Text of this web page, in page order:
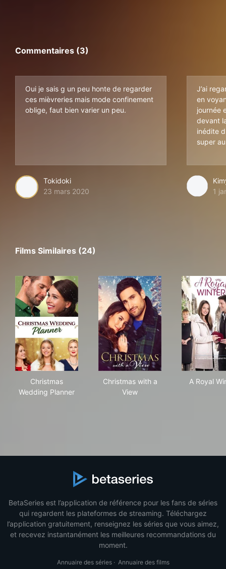
Commentaires (3)
Oui je sais g un peu honte de regarder
ces mièvreries mais mode confinement
oblige, faut bien varier un peu.
Tokidoki
23 mars 2020
J’ai
en
journée
devant
inédite
super
1
Films Similaires (24)
Christmas
Wedding Planner
Christmas with a
View
A Royal
BetaSeries est l’application de référence pour les fans de séries
qui regardent les plateformes de streaming. Téléchargez
l’application gratuitement, renseignez les séries que vous aimez,
et recevez instantanément les meilleures recommandations du
moment.
Annuaire des séries· Annuaire des films